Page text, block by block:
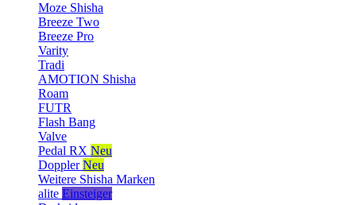
Moze Shisha
Breeze Two
Breeze Pro
Varity
Tradi
AMOTION Shisha
Roam
FUTR
Flash Bang
Valve
Pedal RX Neu
Doppler Neu
Weitere Shisha Marken
alite Einsteiger